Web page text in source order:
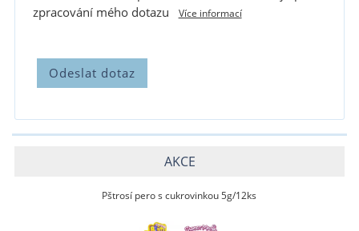
zpracování mého dotazu
Více informací
AKCE
Pštrosí pero s cukrovinkou 5g/12ks